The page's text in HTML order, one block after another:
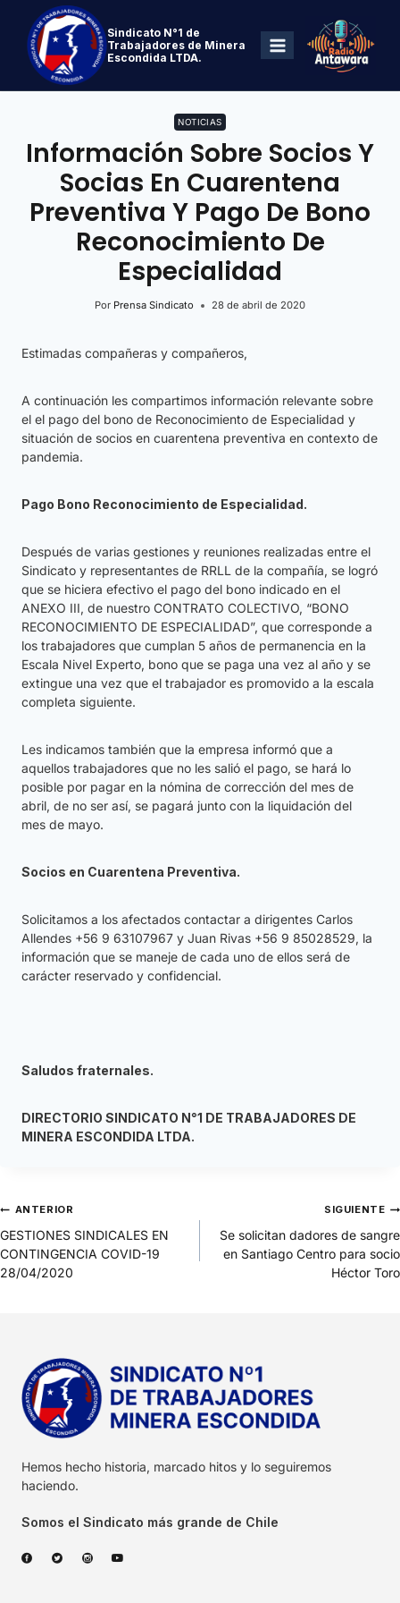
Sindicato N°1 de
Trabajadores de Minera
Escondida LTDA.
NOTICIAS
Información Sobre Socios Y
Socias En Cuarentena
Preventiva Y Pago De Bono
Reconocimiento De
Especialidad
Por Prensa Sindicato 28 de abril de 2020
Estimadas compañeras y compañeros,
A continuación les compartimos información relevante sobre
el el pago del bono de Reconocimiento de Especialidad y
situación de socios en cuarentena preventiva en contexto de
pandemia.
Pago Bono Reconocimiento de Especialidad.
Después de varias gestiones y reuniones realizadas entre el
Sindicato y representantes de RRLL de la compañía, se logró
que se hiciera efectivo el pago del bono indicado en el
ANEXO III, de nuestro CONTRATO COLECTIVO, “BONO
RECONOCIMIENTO DE ESPECIALIDAD”, que corresponde a
los trabajadores que cumplan 5 años de permanencia en la
Escala Nivel Experto, bono que se paga una vez al año y se
extingue una vez que el trabajador es promovido a la escala
completa siguiente.
Les indicamos también que la empresa informó que a
aquellos trabajadores que no les salió el pago, se hará lo
posible por pagar en la nómina de corrección del mes de
abril, de no ser así, se pagará junto con la liquidación del
mes de mayo.
Socios en Cuarentena Preventiva.
Solicitamos a los afectados contactar a dirigentes Carlos
Allendes +56 9 63107967 y Juan Rivas +56 9 85028529, la
información que se maneje de cada uno de ellos será de
carácter reservado y confidencial.
Saludos fraternales.
DIRECTORIO SINDICATO N°1 DE TRABAJADORES DE
MINERA ESCONDIDA LTDA.
ANTERIOR
GESTIONES SINDICALES EN
CONTINGENCIA COVID-19
28/04/2020
SIGUIENTE
Se solicitan dadores de sangre
en Santiago Centro para socio
Héctor Toro
Hemos hecho historia, marcado hitos y lo seguiremos
haciendo.
Somos el Sindicato más grande de Chile